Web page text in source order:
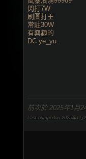
閃打7W
刷圖打王
常駐30W
有興趣的
DC:ye_yu.
前次於 2025年1月
Last bumpedon 2025年1月